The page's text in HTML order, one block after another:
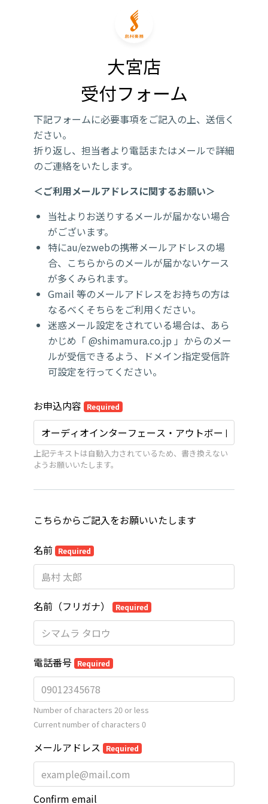
大宮店
受付フォーム
下記フォームに必要事項をご記入の上、送信く
ださい。
折り返し、担当者より電話またはメールで詳細
のご連絡をいたします。
＜ご利用メールアドレスに関するお願い＞
当社よりお送りするメールが届かない場合
がございます。
特にau/ezwebの携帯メールアドレスの場
合、こちらからのメールが届かないケース
が多くみられます。
Gmail 等のメールアドレスをお持ちの方は
なるべくそちらをご利用ください。
迷惑メール設定をされている場合は、あら
かじめ「 @shimamura.co.jp 」からのメー
ルが受信できるよう、ドメイン指定受信許
可設定を行ってください。
お申込内容 Required
上記テキストは自動入力されているため、書き換えない
ようお願いいたします。
こちらからご記入をお願いいたします
名前 Required
名前（フリガナ） Required
電話番号 Required
Number of characters 20 or less
Current number of characters 0
メールアドレス Required
Confirm email